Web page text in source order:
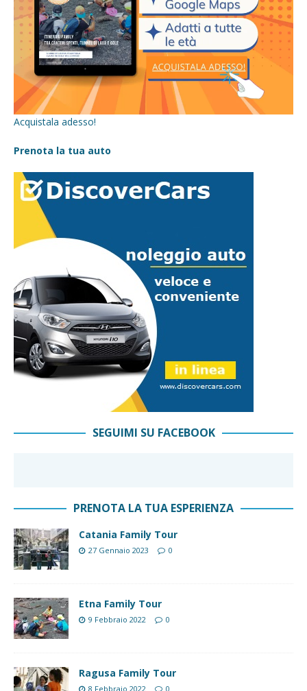
Acquistala adesso!
Prenota la tua auto
SEGUIMI SU FACEBOOK
PRENOTA LA TUA ESPERIENZA
Catania Family Tour
27 Gennaio 2023 0
Etna Family Tour
9 Febbraio 2022 0
Ragusa Family Tour
8 Febbraio 2022 0